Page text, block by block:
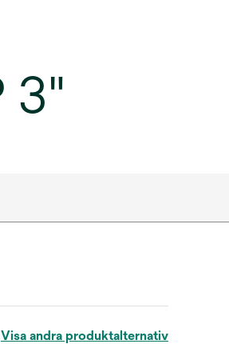
3"
Visa andra produktalternativ